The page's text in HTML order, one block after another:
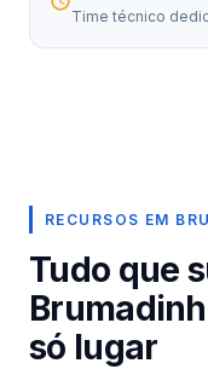
Time técnico
RECURSOS EM
Tudo que
só lugar